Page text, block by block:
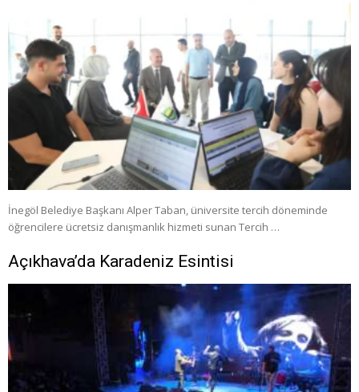
İnegöl Belediye Başkanı Alper Taban, üniversite tercih döneminde
öğrencilere ücretsiz danışmanlık hizmeti sunan Tercih …
Açıkhava’da Karadeniz Esintisi